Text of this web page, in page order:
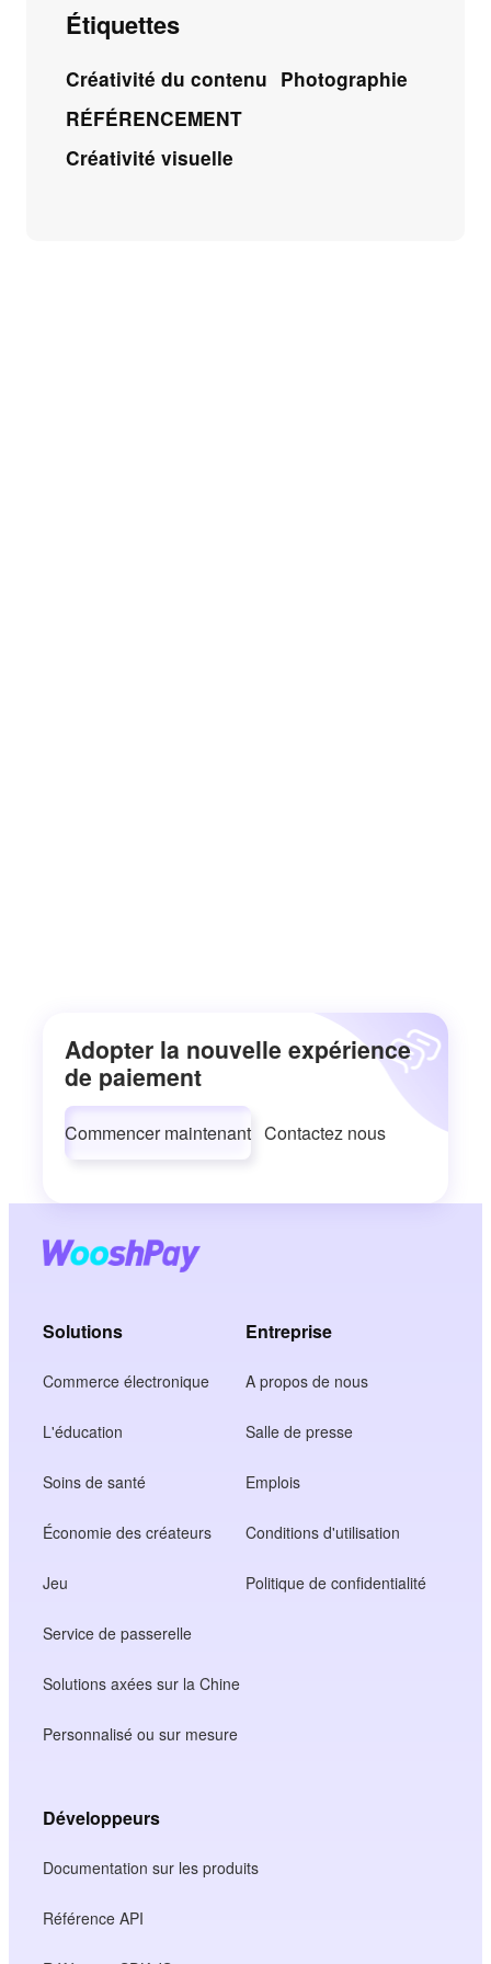
Étiquettes
Créativité du contenu Photographie
RÉFÉRENCEMENT
Créativité visuelle
Adopter la nouvelle expérience
de paiement
Commencer maintenant Contactez nous
Solutions
Commerce électronique
L'éducation
Soins de santé
Économie des créateurs
Jeu
Service de passerelle
Solutions axées sur la Chine
Personnalisé ou sur mesure
Entreprise
A propos de nous
Salle de presse
Emplois
Conditions d'utilisation
Politique de confidentialité
Développeurs
Documentation sur les produits
Référence API